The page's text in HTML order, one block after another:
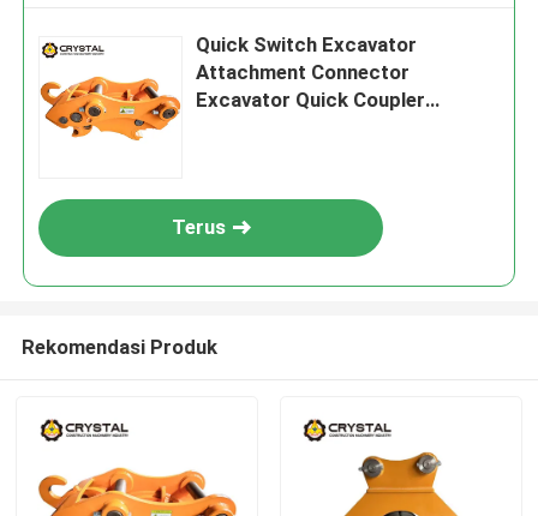
Quick Switch Excavator
Attachment Connector
Excavator Quick Coupler
Terus
Rekomendasi Produk